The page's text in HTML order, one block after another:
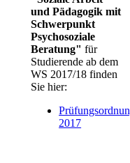
und Pädagogik mit
Schwerpunkt
Psychosoziale
Beratung" für
Studierende ab dem
WS 2017/18 finden
Sie hier:
2017